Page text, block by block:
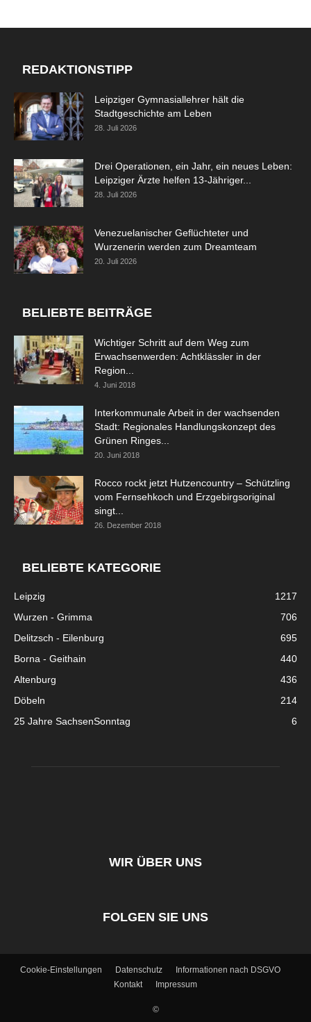
REDAKTIONSTIPP
Leipziger Gymnasiallehrer hält die
Stadtgeschichte am Leben
28. Juli 2026
Drei Operationen, ein Jahr, ein neues Leben:
Leipziger Ärzte helfen 13-Jähriger...
28. Juli 2026
Venezuelanischer Geflüchteter und
Wurzenerin werden zum Dreamteam
20. Juli 2026
BELIEBTE BEITRÄGE
Wichtiger Schritt auf dem Weg zum
Erwachsenwerden: Achtklässler in der
Region...
4. Juni 2018
Interkommunale Arbeit in der wachsenden
Stadt: Regionales Handlungskonzept des
Grünen Ringes...
20. Juni 2018
Rocco rockt jetzt Hutzencountry – Schützling
vom Fernsehkoch und Erzgebirgsoriginal
singt...
26. Dezember 2018
BELIEBTE KATEGORIE
Leipzig
1217
Wurzen - Grimma
706
Delitzsch - Eilenburg
695
Borna - Geithain
440
Altenburg
436
Döbeln
214
25 Jahre SachsenSonntag
6
WIR ÜBER UNS
FOLGEN SIE UNS
Cookie-Einstellungen Datenschutz
Informationen nach DSGVO
Kontakt
Impressum
©